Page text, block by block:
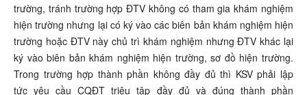
trường, tránh trường hợp ĐTV không có tham gia khám nghiệm
hiện trường nhưng lại có ký vào các biên bản khám nghiệm hiện
trường hoặc ĐTV này chủ trì khám nghiệm nhưng ĐTV khác lại
ký vào biên bản khám nghiệm hiện trường, sơ đồ hiện trường.
Trong trường hợp thành phần không đầy đủ thì KSV phải lập
tức yêu cầu CQĐT triệu tập đầy đủ và đúng thành phần